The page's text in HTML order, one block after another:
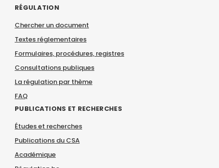
RÉGULATION
Chercher un document
Textes réglementaires
Formulaires, procédures, registres
Consultations publiques
La régulation par thème
FAQ
PUBLICATIONS ET RECHERCHES
Études et recherches
Publications du CSA
Académique